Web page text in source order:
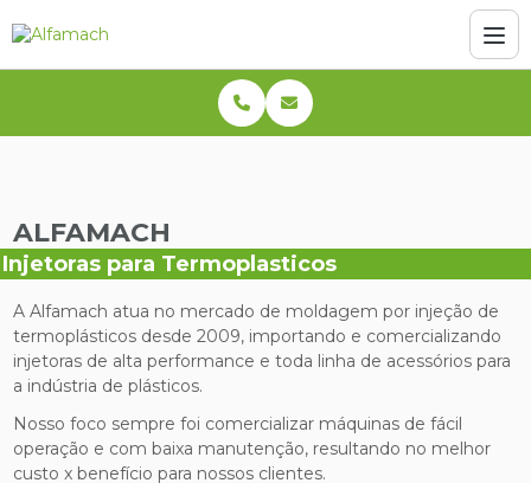
ALFAMACH
Injetoras para Termoplasticos
A Alfamach atua no mercado de moldagem por injeção de
termoplásticos desde 2009, importando e comercializando
injetoras de alta performance e toda linha de acessórios para
a indústria de plásticos.
Nosso foco sempre foi comercializar máquinas de fácil
operação e com baixa manutenção, resultando no melhor
custo x benefício para nossos clientes.